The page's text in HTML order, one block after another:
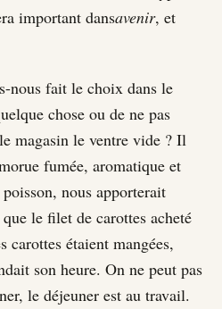
important dansavenir, et
nous fait le choix dans le
chose ou de ne pas
magasin le ventre vide ? Il
fumée, aromatique et
nous apporterait
le filet de carottes acheté
étaient mangées,
son heure. On ne peut pas
le déjeuner est au travail.